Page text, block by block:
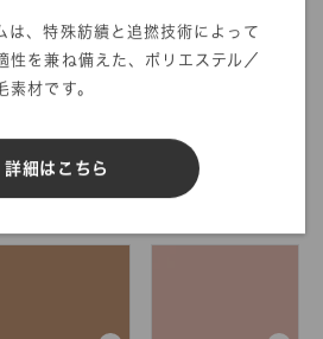
は、特殊紡績と追撚技術によって
性を兼ね備えた、ポリエステル／
素材です。
詳細はこちら